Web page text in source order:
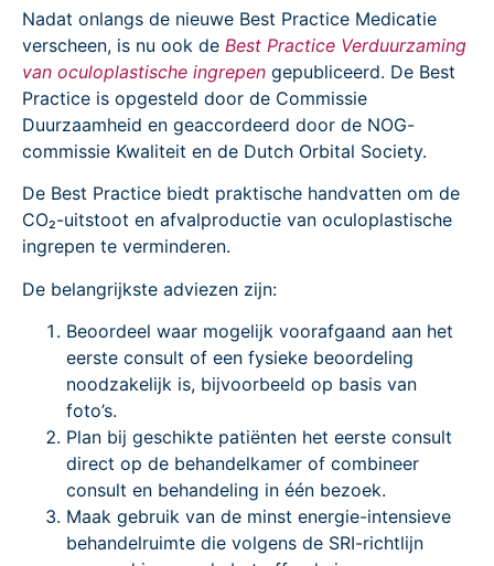
Nadat onlangs de nieuwe Best Practice Medicatie
verscheen, is nu ook de Best Practice Verduurzaming
van oculoplastische ingrepen gepubliceerd. De Best
Practice is opgesteld door de Commissie
Duurzaamheid en geaccordeerd door de NOG-
commissie Kwaliteit en de Dutch Orbital Society.
De Best Practice biedt praktische handvatten om de
CO₂-uitstoot en afvalproductie van oculoplastische
ingrepen te verminderen.
De belangrijkste adviezen zijn:
Beoordeel waar mogelijk voorafgaand aan het
eerste consult of een fysieke beoordeling
noodzakelijk is, bijvoorbeeld op basis van
foto’s.
Plan bij geschikte patiënten het eerste consult
direct op de behandelkamer of combineer
consult en behandeling in één bezoek.
Maak gebruik van de minst energie-intensieve
behandelruimte die volgens de SRI-richtlijn